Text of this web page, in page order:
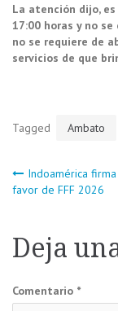
La atención dijo,
17:00 horas y no
no se requiere de
servicios de que
Tagged Ambato
Indoamérica
favor de FFF 2026
Deja
Comentario *